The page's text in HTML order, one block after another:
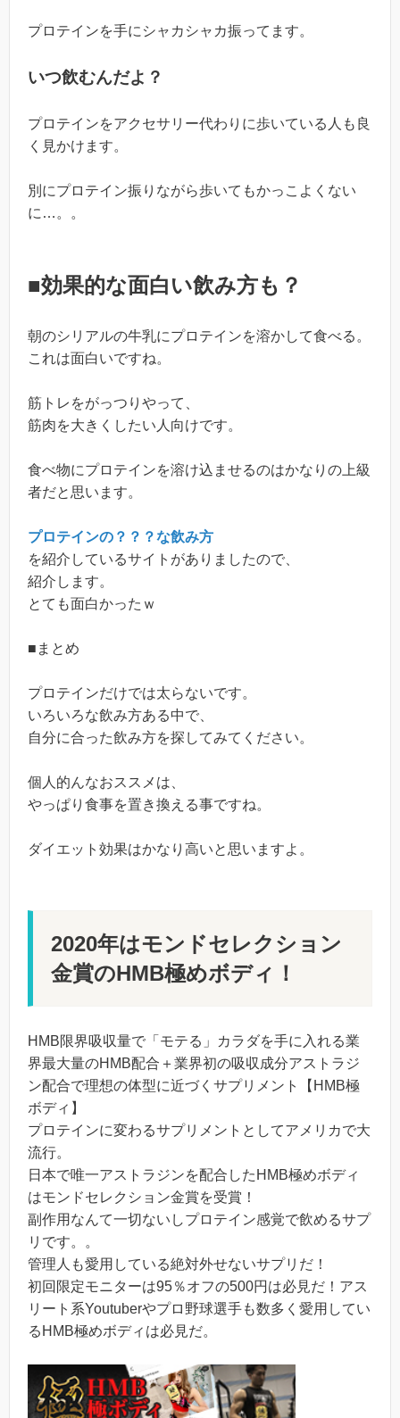
プロテインを手にシャカシャカ振ってます。
いつ飲むんだよ？
プロテインをアクセサリー代わりに歩いている人も良
く見かけます。
別にプロテイン振りながら歩いてもかっこよくない
に…。。
■効果的な面白い飲み方も？
朝のシリアルの牛乳にプロテインを溶かして食べる。
これは面白いですね。
筋トレをがっつりやって、
筋肉を大きくしたい人向けです。
食べ物にプロテインを溶け込ませるのはかなりの上級
者だと思います。
プロテインの？？？な飲み方
を紹介しているサイトがありましたので、
紹介します。
とても面白かったｗ
■まとめ
プロテインだけでは太らないです。
いろいろな飲み方ある中で、
自分に合った飲み方を探してみてください。
個人的んなおススメは、
やっぱり食事を置き換える事ですね。
ダイエット効果はかなり高いと思いますよ。
2020年はモンドセレクション
金賞のHMB極めボディ！
HMB限界吸収量で「モテる」カラダを手に入れる業
界最大量のHMB配合＋業界初の吸収成分アストラジ
ン配合で理想の体型に近づくサプリメント【HMB極
ボディ】
プロテインに変わるサプリメントとしてアメリカで大
流行。
日本で唯一アストラジンを配合したHMB極めボディ
はモンドセレクション金賞を受賞！
副作用なんて一切ないしプロテイン感覚で飲めるサプ
リです。。
管理人も愛用している絶対外せないサプリだ！
初回限定モニターは95％オフの500円は必見だ！アス
リート系Youtuberやプロ野球選手も数多く愛用してい
るHMB極めボディは必見だ。